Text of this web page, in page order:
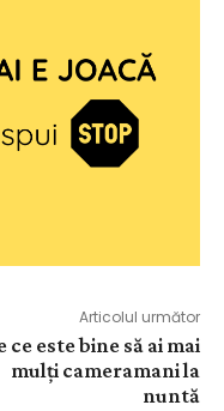
Articolul următor
ce este bine să ai mai
mulți cameramani la
nuntă